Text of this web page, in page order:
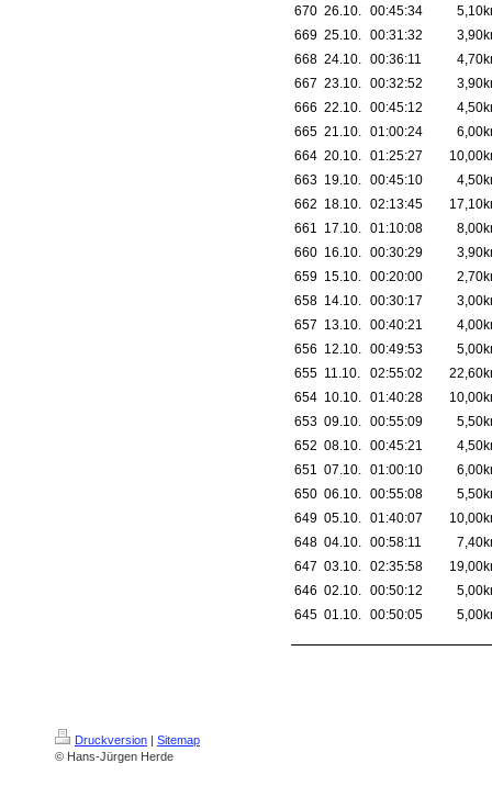
670 26.10. 00:45:34
669 25.10. 00:31:32
668 24.10. 00:36:11
667 23.10. 00:32:52
666 22.10. 00:45:12
665 21.10. 01:00:24
664 20.10. 01:25:27
663 19.10. 00:45:10
662 18.10. 02:13:45
661 17.10. 01:10:08
660 16.10. 00:30:29
659 15.10. 00:20:00
658 14.10. 00:30:17
657 13.10. 00:40:21
656 12.10. 00:49:53
655 11.10. 02:55:02
654 10.10. 01:40:28
653 09.10. 00:55:09
652 08.10. 00:45:21
651 07.10. 01:00:10
650 06.10. 00:55:08
649 05.10. 01:40:07
648 04.10. 00:58:11
647 03.10. 02:35:58
646 02.10. 00:50:12
645 01.10. 00:50:05
Druckversion | Sitemap
© Hans-Jürgen Herde